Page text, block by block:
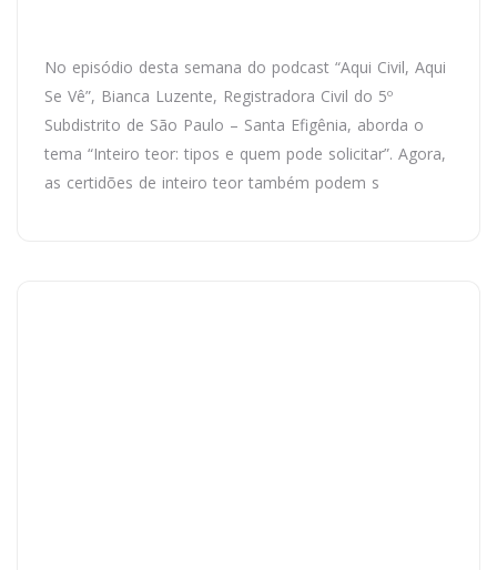
No episódio desta semana do podcast “Aqui Civil, Aqui
Se Vê”, Bianca Luzente, Registradora Civil do 5º
Subdistrito de São Paulo – Santa Efigênia, aborda o
tema “Inteiro teor: tipos e quem pode solicitar”. Agora,
as certidões de inteiro teor também podem s